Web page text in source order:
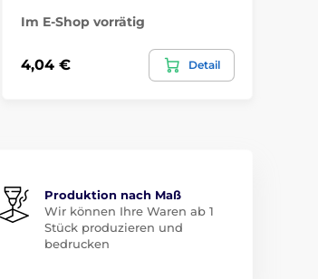
Im E-Shop vorrätig
4,04 € Detail
Produktion nach Maß
Wir können Ihre Waren ab 1
Stück produzieren und
bedrucken